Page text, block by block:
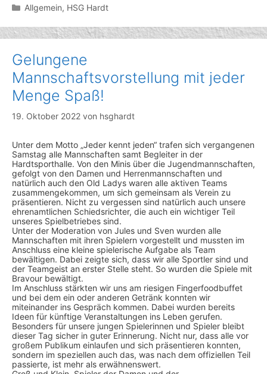
Kategorien
Allgemein, HSG Hardt
Gelungene
Mannschaftsvorstellung mit jeder
Menge Spaß!
19. Oktober 2022 von hsghardt
Unter dem Motto „Jeder kennt jeden“ trafen sich vergangenen
Samstag alle Mannschaften samt Begleiter in der
Hardtsporthalle. Von den Minis über die Jugendmannschaften,
gefolgt von den Damen und Herrenmannschaften und
natürlich auch den Old Ladys waren alle aktiven Teams
zusammengekommen, um sich gemeinsam als Verein zu
präsentieren. Nicht zu vergessen sind natürlich auch unsere
ehrenamtlichen Schiedsrichter, die auch ein wichtiger Teil
unseres Spielbetriebes sind.
Unter der Moderation von Jules und Sven wurden alle
Mannschaften mit ihren Spielern vorgestellt und mussten im
Anschluss eine kleine spielerische Aufgabe als Team
bewältigen. Dabei zeigte sich, dass wir alle Sportler sind und
der Teamgeist an erster Stelle steht. So wurden die Spiele mit
Bravour bewältigt.
Im Anschluss stärkten wir uns am riesigen Fingerfoodbuffet
und bei dem ein oder anderen Getränk konnten wir
miteinander ins Gespräch kommen. Dabei wurden bereits
Ideen für künftige Veranstaltungen ins Leben gerufen.
Besonders für unsere jungen Spielerinnen und Spieler bleibt
dieser Tag sicher in guter Erinnerung. Nicht nur, dass alle vor
großem Publikum einlaufen und sich präsentieren konnten,
sondern im speziellen auch das, was nach dem offiziellen Teil
passierte, ist mehr als erwähnenswert.